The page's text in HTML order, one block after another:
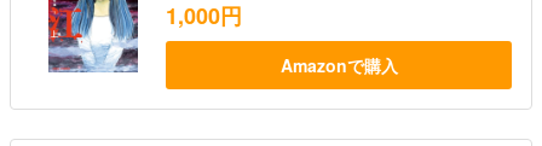
1,000円
Amazonで購入